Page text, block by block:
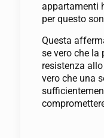
appartamenti
per questo
Questa
se vero che la
resistenza
vero che una